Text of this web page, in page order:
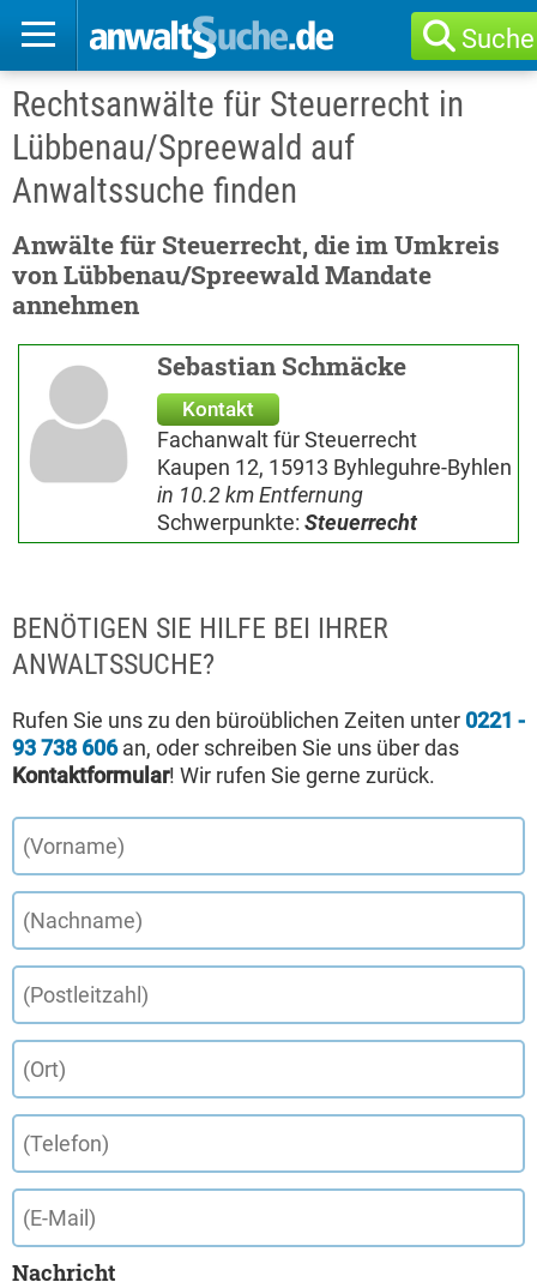
Suche
Rechtsanwälte für Steuerrecht in
Lübbenau/Spreewald auf
Anwaltssuche finden
Anwälte für Steuerrecht, die im Umkreis
von Lübbenau/Spreewald Mandate
annehmen
Sebastian Schmäcke
Kontakt
Fachanwalt für Steuerrecht
Kaupen 12, 15913 Byhleguhre-Byhlen
in 10.2 km Entfernung
Schwerpunkte: Steuerrecht
BENÖTIGEN SIE HILFE BEI IHRER
ANWALTSSUCHE?
Rufen Sie uns zu den büroüblichen Zeiten unter 0221 -
93 738 606an, oder schreiben Sie uns über das
Kontaktformular! Wir rufen Sie gerne zurück.
Nachricht